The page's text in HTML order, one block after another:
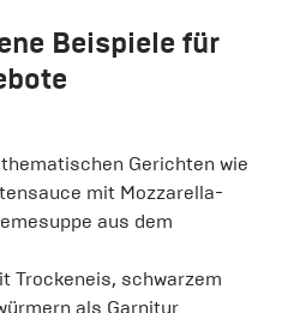
Beispiele für
Gerichten wie
mit Mozzarella-
aus dem
Trockeneis, schwarzem
als Garnitur